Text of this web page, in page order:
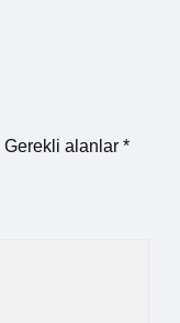
Gerekli alanlar *